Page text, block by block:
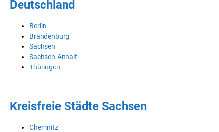
Deutschland
Berlin
Brandenburg
Sachsen
Sachsen-Anhalt
Thüringen
Kreisfreie Städte Sachsen
Chemnitz